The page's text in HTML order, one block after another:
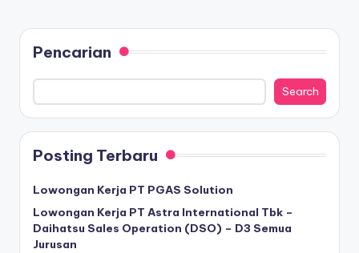
Pencarian
Search
Posting Terbaru
Lowongan Kerja PT PGAS Solution
Lowongan Kerja PT Astra International Tbk –
Daihatsu Sales Operation (DSO) – D3 Semua
Jurusan